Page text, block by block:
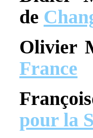
de
Olivier
France
pour la